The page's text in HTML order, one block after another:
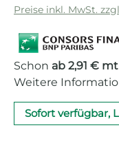
Preise inkl. MwSt.
Schon ab 2,91 €
Weitere
Sofort verfügbar,